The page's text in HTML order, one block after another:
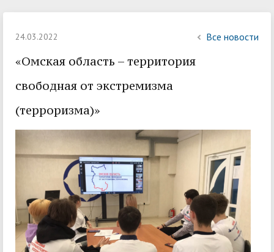
24.03.2022 Все новости
«Омская область – территория
свободная от экстремизма
(терроризма)»